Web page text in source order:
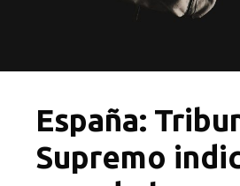
España:
Supremo